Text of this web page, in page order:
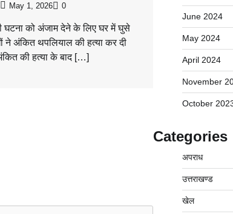
May 1, 2026 0
घटना को अंजाम देने के लिए घर में घुसे
ने अंकित थपलियाल की हत्या कर दी
की हत्या के बाद […]
June 2024
May 2024
April 2024
November
October
Categories
अपराध
उत्तराखण्ड
खेल